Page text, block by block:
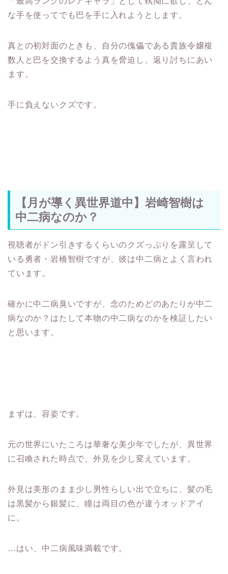
な手を使ってでも巴を手に入れようとします。
真との初対面のときも、自分の傀儡である貴族令嬢複
数人と巴を交換するよう真を脅迫し、返り討ちにあい
ます。
手に負えないクズです。
【月が導く異世界道中】岩崎智樹は
中二病なのか？
視聴者がドン引きするくらいのクズっぷりを露呈して
いる勇者・岩橋智樹ですが、彼は中二病とよく言われ
ています。
確かに中二病臭いですが、念のためどのあたりが中二
病なのか？はたして本物の中二病なのかを検証したい
と思います。
まずは、容姿です。
元の世界にいたころは華奢な美少年でしたが、異世界
に召喚された時点で、外見を少し変えています。
外見は美形のまま少し男性らしい出で立ちに、髪の毛
は黒髪から銀髪に、瞳は両目の色が違うオッドアイ
に。
…はい、中二病風味満載です。